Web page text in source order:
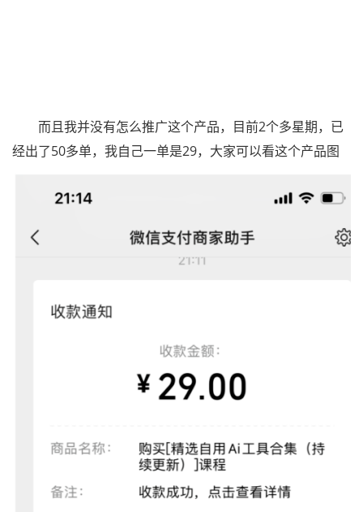
而且我并没有怎么推广这个产品，目前2个多星期，已
经出了50多单，我自己一单是29，大家可以看这个产品图